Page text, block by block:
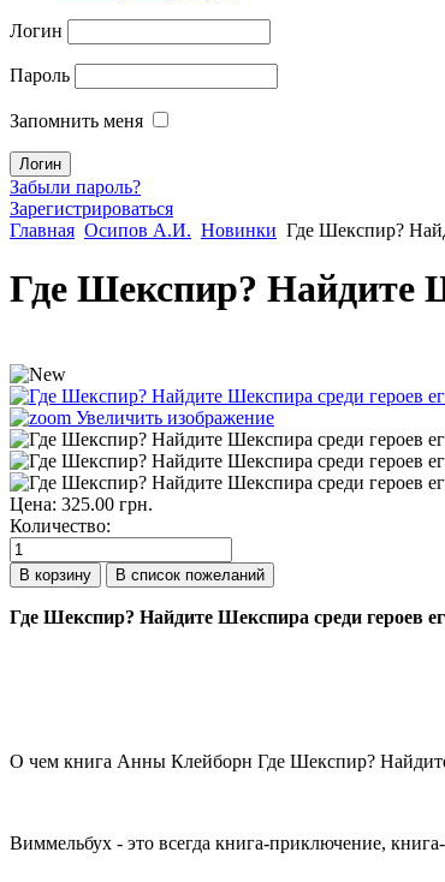
Логин
Пароль
Запомнить меня
Забыли пароль?
Зарегистрироваться
Главная Осипов А.И. Новинки Где Шекспир?
Где Шекспир? Найдите
Увеличить изображение
Цена: 325.00 грн.
Количество:
Где Шекспир? Найдите Шекспира среди героев
О чем книга Анны Клейборн Где Шекспир?
Виммельбух - это всегда книга-приключение,